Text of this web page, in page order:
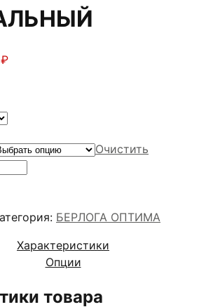
₽Диапазон
Очистить
БЕРЛОГА ОПТИМА
Характеристики
Опции
товара